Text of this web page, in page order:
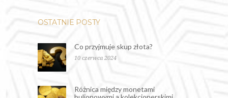
OSTATNIE POSTY
Co przyjmuje skup złota?
10 czerwca 2024
Różnica między monetami